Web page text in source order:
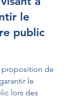
le
public
proposition de
le
lors des